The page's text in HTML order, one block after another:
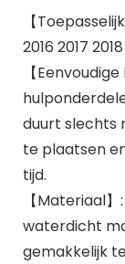
【
2016 2017
【
duurt slechts
te plaatsen
tijd.
【Materiaal
waterdicht
gemakkelijk